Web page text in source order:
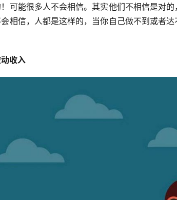
可能很多人不会相信。其实他们不相信是对
相信，人都是这样的，当你自己做不到或者
收入